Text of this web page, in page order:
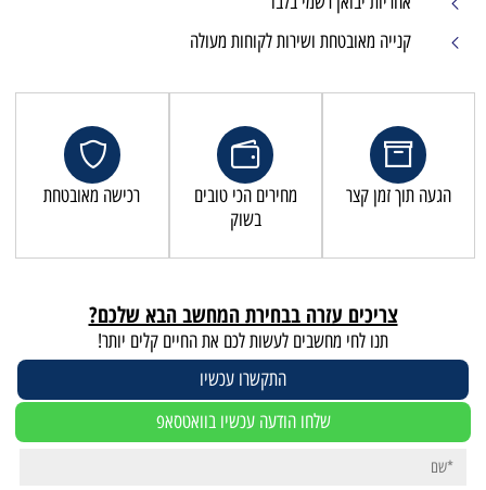
קנייה מאובטחת ושירות לקוחות מעולה
הגעה תוך זמן קצר
מחירים הכי טובים
בשוק
רכישה מאובטחת
צריכים עזרה בבחירת המחשב הבא שלכם?
תנו לחי מחשבים לעשות לכם את החיים קלים יותר!
התקשרו עכשיו
שלחו הודעה עכשיו בוואטסאפ